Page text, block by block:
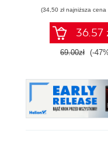
(34,50 zł najniższa
36.57
69.00zł (-